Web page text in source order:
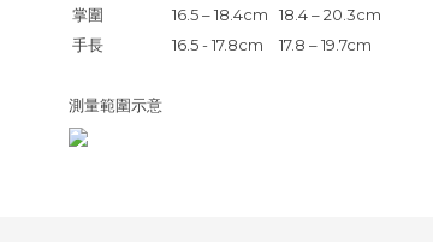
掌圍
16.5 – 18.4cm 18.4 – 20.3cm
手長
16.5 - 17.8cm 17.8 – 19.7cm
測量範圍示意